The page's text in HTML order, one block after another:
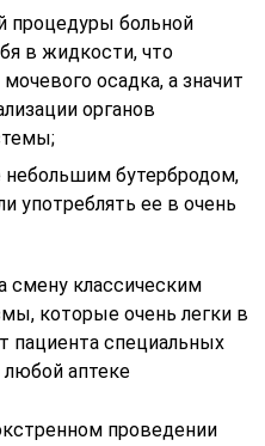
процедуры больной
в жидкости, что
осадка, а значит
органов
небольшим бутербродом,
употреблять ее в очень
смену классическим
которые очень легки в
пациента специальных
аптеке
проведении